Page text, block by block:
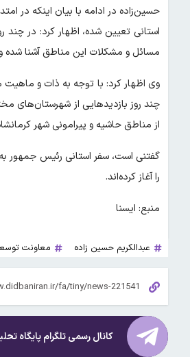
حسین‌زاده در ادامه با بیان اینکه در
استانی تعیین شده، اظهار کرد: در چند
مسائل و مشکلات این مناطق آشنا شده و
وی اظهار کرد: با توجه به ذات و
چند روز بازدیدهایی از شهرستان‌های
از مناطق حاشیه و پیرامونی شهر
گفتنی است، سفر استانی رئیس جمهور
را آغاز کرده‌اند.
منبع: ایسنا
عبدالکریم حسین زاده معاونت
کانال رسمی تلگرام پایگاه